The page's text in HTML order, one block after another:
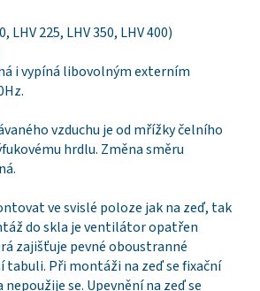
LHV 225, LHV 350, LHV 400)
i vypíná libovolným externím
vzduchu je od mřížky čelního
hrdlu. Změna směru
ve svislé poloze jak na zeď, tak
do skla je ventilátor opatřen
zajišťuje pevné oboustranné
tabuli. Při montáži na zeď se fixační
se. Upevnění na zeď se